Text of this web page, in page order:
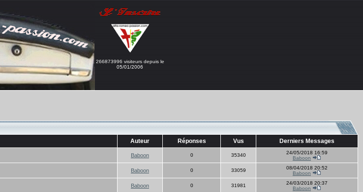
266873996 visiteurs depuis le
05/01/2006
Auteur Réponses Vus Derniers Messages
Baboon 0 35340
24/05/2018 16:59
Baboon
Baboon 0 33059
08/04/2018 20:52
Baboon
Baboon 0 31981
24/03/2018 20:37
Baboon